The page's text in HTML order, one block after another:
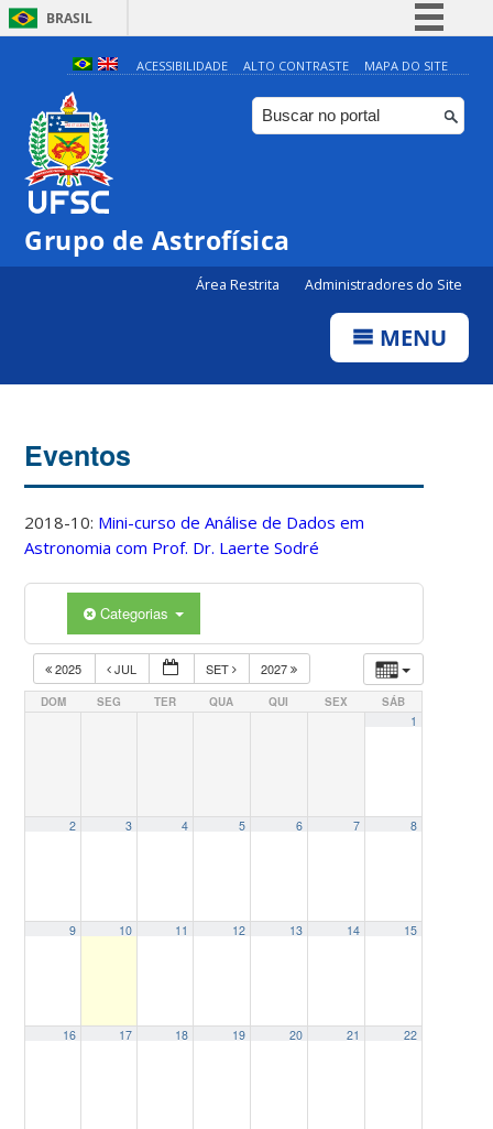
BRASIL
Simplifique!
Comunica BR
Participe
ACESSIBILIDADE ALTO CONTRASTE MAPA DO SITE
Grupo de Astrofísica
Área Restrita Administradores do Site
MENU
Eventos
2018-10: Mini-curso de Análise de Dados em
Astronomia com Prof. Dr. Laerte Sodré
Categorias
2025 JUL SET 2027
DOM SEG TER QUA QUI SEX SÁB
1
2 3 4 5 6 7 8
9 10 11 12 13 14 15
16 17 18 19 20 21 22